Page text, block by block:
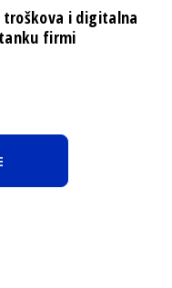
i digitalna
firmi